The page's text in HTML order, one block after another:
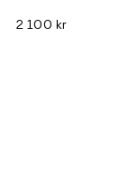
2 100 kr